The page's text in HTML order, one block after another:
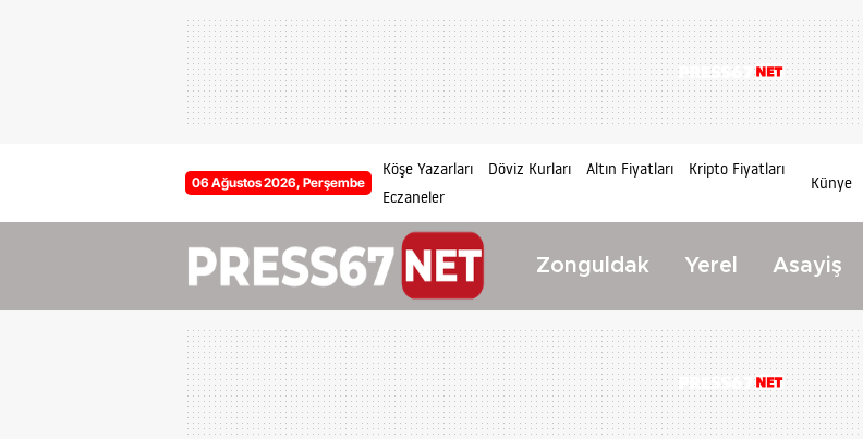
06 Ağustos 2026, Perşembe
Köşe Yazarları Döviz Kurları Altın Fiyatları
Kripto Fiyatları
Eczaneler
Künye
Zonguldak Yerel Asayiş